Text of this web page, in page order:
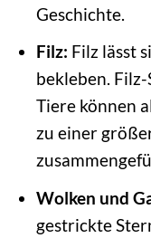
Geschichte.
Filz: Filz lässt
bekleben.
Tiere können
zu einer
Wolken und
gestrickte